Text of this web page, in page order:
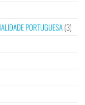
PORTUGUESA(3)